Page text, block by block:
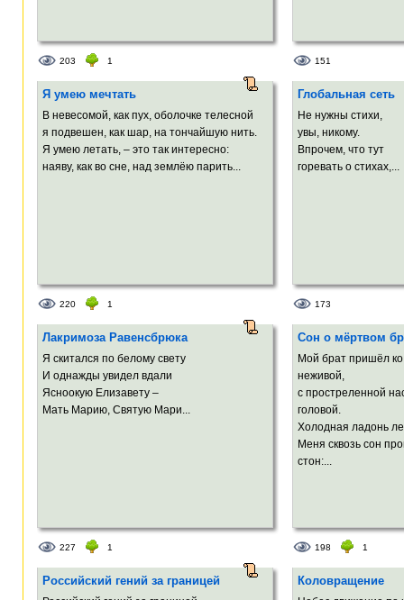
203 1 151
Я умею мечтать
В невесомой, как пух, оболочке телесной
я подвешен, как шар, на тончайшую нить.
Я умею летать, – это так интересно:
наяву, как во сне, над землёю парить...
220 1
Глобальная сеть
Не нужны стихи,
увы, никому.
Впрочем, что тут
горевать о стихах,...
173
Лакримоза Равенсбрюка
Я скитался по белому свету
И однажды увидел вдали
Ясноокую Елизавету –
Мать Марию, Святую Maри...
227 1
Сон о мёртвом
Мой брат пришёл
неживой,
с простреленной
головой.
Холодная ладонь
Меня сквозь сон
стон:...
198 1
Российский гений за границей Коловращение